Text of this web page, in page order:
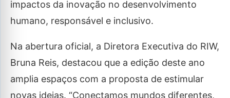
impactos da inovação no desenvolvimento
humano, responsável e inclusivo.
Na abertura oficial, a Diretora Executiva do RIW,
Bruna Reis, destacou que a edição deste ano
amplia espaços com a proposta de estimular
novas ideias. “Conectamos mundos diferentes,